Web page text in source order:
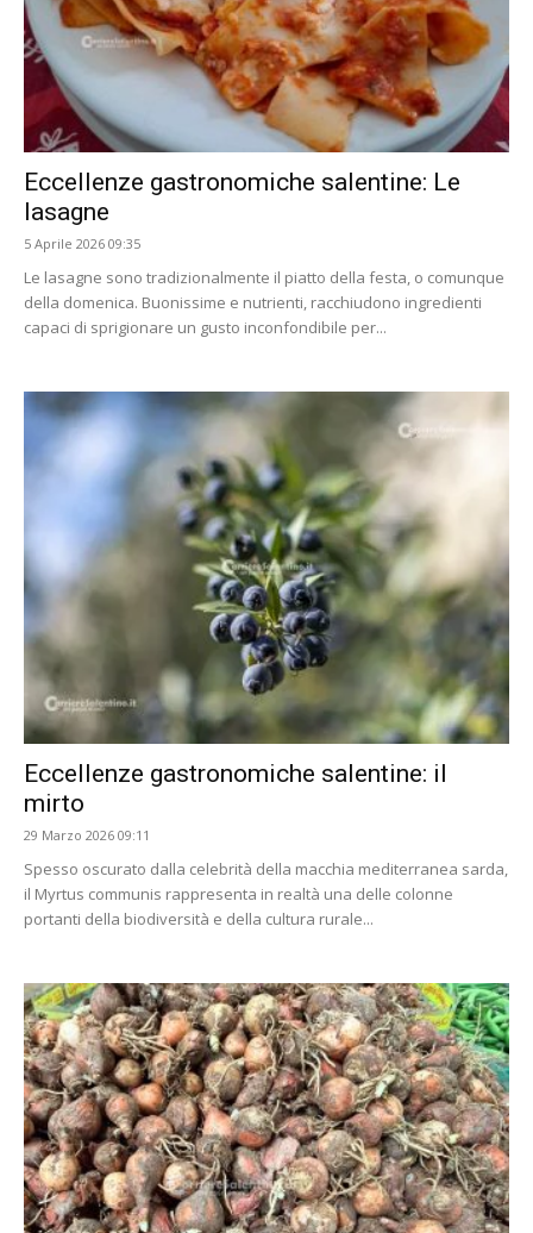
Eccellenze gastronomiche salentine: Le
lasagne
5 Aprile 2026 09:35
Le lasagne sono tradizionalmente il piatto della festa, o comunque
della domenica. Buonissime e nutrienti, racchiudono ingredienti
capaci di sprigionare un gusto inconfondibile per...
Eccellenze gastronomiche salentine: il
mirto
29 Marzo 2026 09:11
Spesso oscurato dalla celebrità della macchia mediterranea sarda,
il Myrtus communis rappresenta in realtà una delle colonne
portanti della biodiversità e della cultura rurale...